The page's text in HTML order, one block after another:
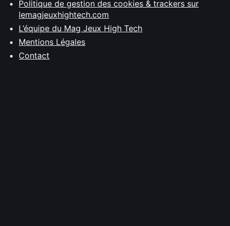
Politique de gestion des cookies & trackers sur
lemagjeuxhightech.com
L’équipe du Mag Jeux High Tech
Mentions Légales
Contact